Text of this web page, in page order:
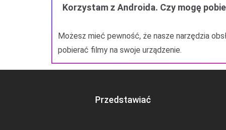
Korzystam z Androida. Czy mogę
Możesz mieć pewność, że nasze narzędzia
pobierać filmy na swoje urządzenie.
Przedstawiać